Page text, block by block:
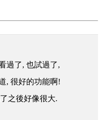
過了, 也試過了,
, 很好的功能啊!
之後好像很大.